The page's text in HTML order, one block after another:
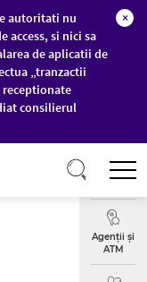
autoritati nu
access, si nici sa
de aplicatii de
„tranzactii
receptionate
consilierul
×
Curs
Agenții și
ATM